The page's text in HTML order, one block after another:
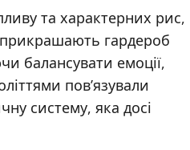
та характерних рис,
гардероб
балансувати емоції,
пов’язували
систему, яка досі